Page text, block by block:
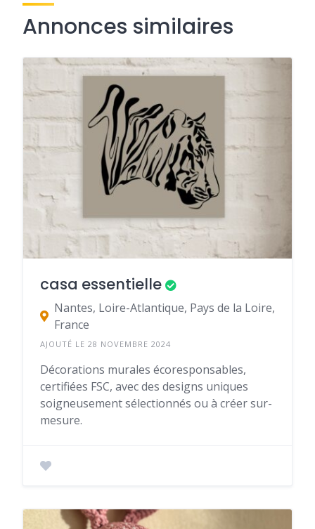
Annonces similaires
casa essentielle
Nantes, Loire-Atlantique, Pays de la Loire,
France
AJOUTÉ LE 28 NOVEMBRE 2024
Décorations murales écoresponsables,
certifiées FSC, avec des designs uniques
soigneusement sélectionnés ou à créer sur-
mesure.